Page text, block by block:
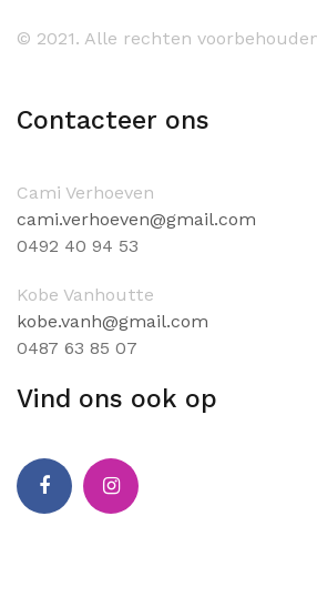
© 2021. Alle rechten
Contacteer ons
Cami Verhoeven
cami.verhoeven@gmail.com
0492 40 94 53
Kobe Vanhoutte
kobe.vanh@gmail.com
0487 63 85 07
Vind ons ook op